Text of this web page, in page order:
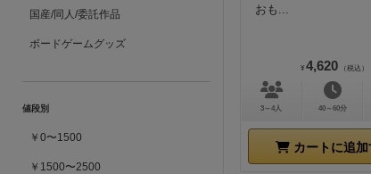
おも...
¥ 4,620 （税込）
3～4人 40～60分
カートに追加
国産/同人/委託作品
ボードゲームグッズ
値段別
￥0〜1500
￥1500〜2500